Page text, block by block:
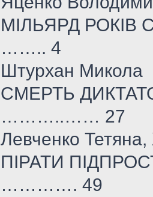
МІЛЬЯРД
…….. 4
Штурхан Микола
СМЕРТЬ
………..…… 27
Левченко
ПІРАТИ
…………. 49